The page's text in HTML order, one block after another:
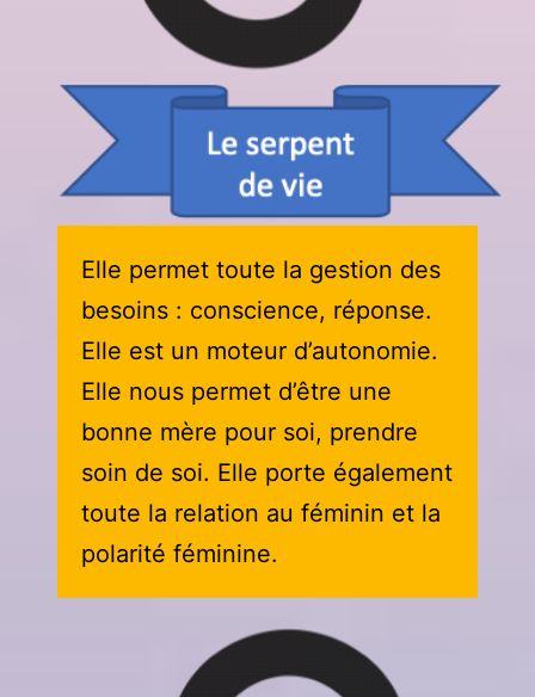
Elle permet toute la gestion des
besoins : conscience, réponse.
Elle est un moteur d’autonomie.
Elle nous permet d’être une
bonne mère pour soi, prendre
soin de soi. Elle porte également
toute la relation au féminin et la
polarité féminine.